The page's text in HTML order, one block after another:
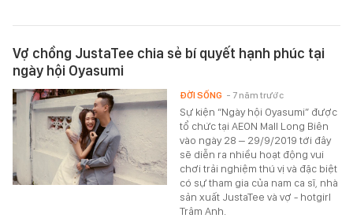
Vợ chồng JustaTee chia sẻ bí quyết hạnh phúc tại
ngày hội Oyasumi
Sự kiện “Ngày hội Oyasumi” được
tổ chức tại AEON Mall Long Biên
vào ngày 28 – 29/9/2019 tới đây
sẽ diễn ra nhiều hoạt động vui
chơi trải nghiệm thú vị và đặc biệt
có sự tham gia của nam ca sĩ, nhà
sản xuất JustaTee và vợ - hotgirl
Trâm Anh.
ĐỜI SỐNG - 7 năm trước